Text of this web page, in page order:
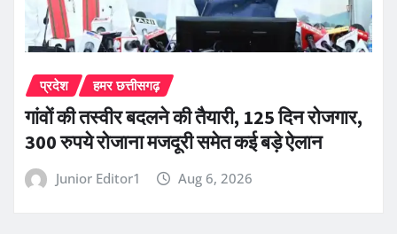
प्रदेश हमर छत्तीसगढ़
गांवों की तस्वीर बदलने की तैयारी, 125 दिन रोजगार,
300 रुपये रोजाना मजदूरी समेत कई बड़े ऐलान
Junior Editor1 Aug 6, 2026